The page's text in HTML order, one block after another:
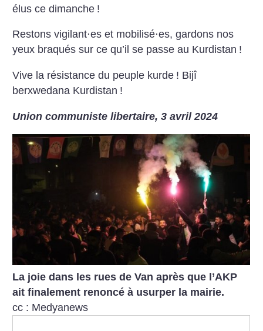
élus ce dimanche !
Restons vigilant⋅es et mobilisé⋅es, gardons nos
yeux braqués sur ce qu’il se passe au Kurdistan !
Vive la résistance du peuple kurde ! Bijî
berxwedana Kurdistan !
Union communiste libertaire, 3 avril 2024
La joie dans les rues de Van après que l’AKP
ait finalement renoncé à usurper la mairie.
cc : Medyanews